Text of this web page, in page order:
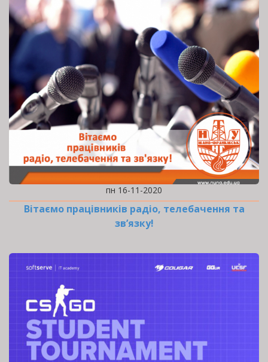
пн 16-11-2020
Вітаємо працівників радіо, телебачення та
зв’язку!